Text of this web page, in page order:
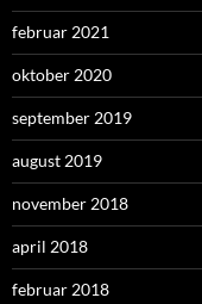
februar 2021
oktober 2020
september 2019
august 2019
november 2018
april 2018
februar 2018